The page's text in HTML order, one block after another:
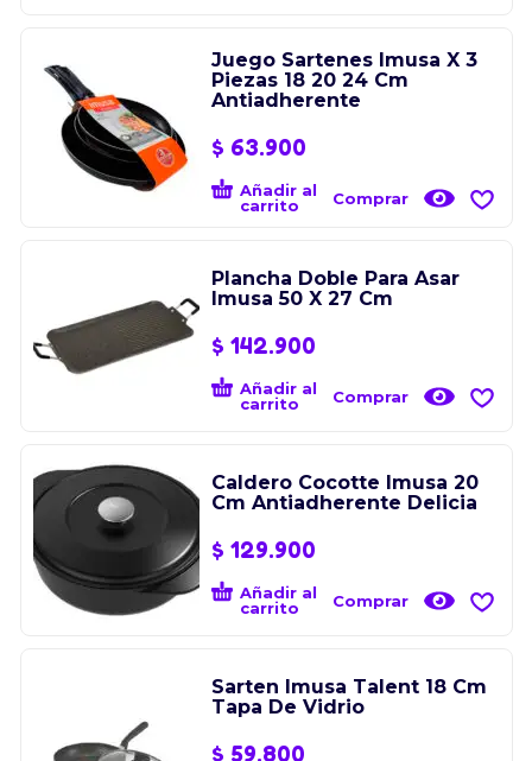
Juego Sartenes Imusa X 3
Piezas 18 20 24 Cm
Antiadherente
$ 63.900
Añadir al
carrito
Comprar
Plancha Doble Para Asar
Imusa 50 X 27 Cm
$ 142.900
Añadir al
carrito
Comprar
Caldero Cocotte Imusa 20
Cm Antiadherente Delicia
$ 129.900
Añadir al
carrito
Comprar
Sarten Imusa Talent 18 Cm
Tapa De Vidrio
$ 59.800